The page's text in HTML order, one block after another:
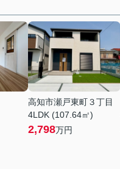
高知市瀬戸東町３丁目
4LDK (107.64㎡)
2,798万円